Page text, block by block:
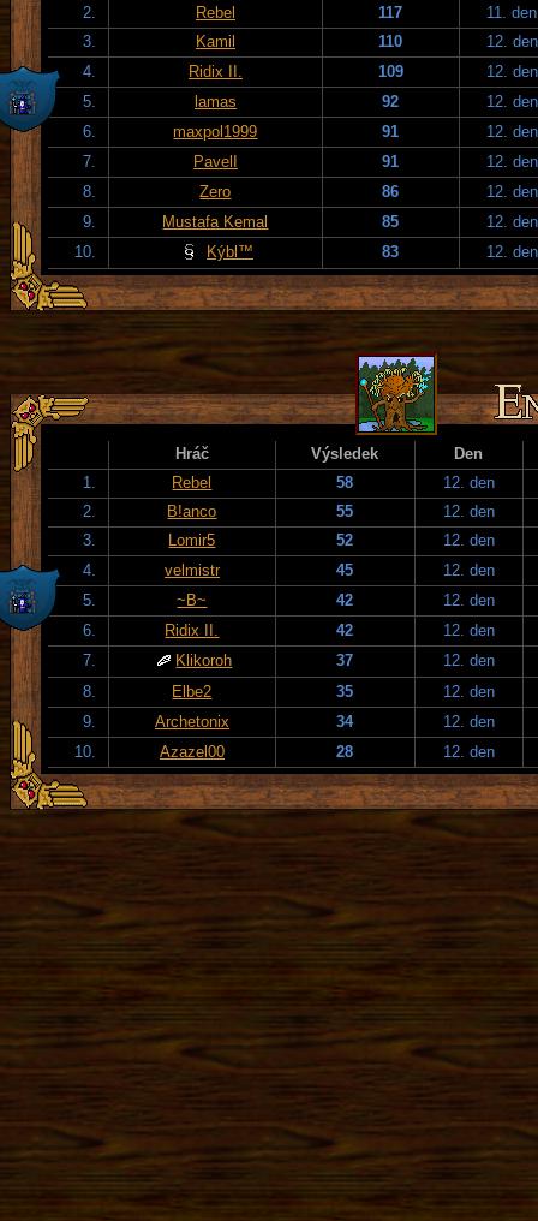
2.
Rebel 117
11. den
3.
Kamil 110
12. den
4.
Ridix II. 109
12. den
5.
lamas 92
12. den
6.
maxpol1999 91
12. den
7.
PavelI 91
12. den
8.
Zero 86
12. den
9.
Mustafa Kemal 85
12. den
10.
Kýbl™ 83 12. den
Hráč Výsledek
Den
1.
Rebel 58
12. den
2.
B!anco 55
12. den
3.
Lomir5 52
12. den
4.
velmistr 45
12. den
5.
~B~ 42
12. den
6.
Ridix II. 42
12. den
7.
Klikoroh 37
12. den
8.
Elbe2 35
12. den
9.
Archetonix 34
12. den
10.
Azazel00 28 12. den